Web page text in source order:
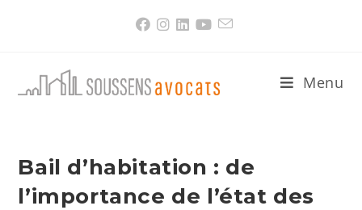
Menu
Bail d’habitation : de
l’importance de l’état des